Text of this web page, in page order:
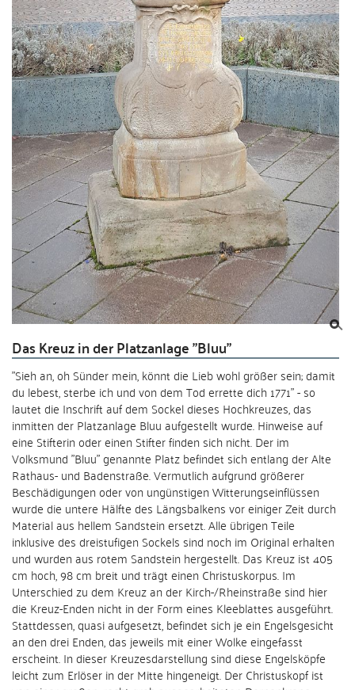
Das Kreuz in der Platzanlage "Bluu"
"Sieh an, oh Sünder mein, könnt die Lieb wohl größer sein; damit
du lebest, sterbe ich und von dem Tod errette dich 1771" - so
lautet die Inschrift auf dem Sockel dieses Hochkreuzes, das
inmitten der Platzanlage Bluu aufgestellt wurde. Hinweise auf
eine Stifterin oder einen Stifter finden sich nicht. Der im
Volksmund "Bluu" genannte Platz befindet sich entlang der Alte
Rathaus- und Badenstraße. Vermutlich aufgrund größerer
Beschädigungen oder von ungünstigen Witterungseinflüssen
wurde die untere Hälfte des Längsbalkens vor einiger Zeit durch
Material aus hellem Sandstein ersetzt. Alle übrigen Teile
inklusive des dreistufigen Sockels sind noch im Original erhalten
und wurden aus rotem Sandstein hergestellt. Das Kreuz ist 405
cm hoch, 98 cm breit und trägt einen Christuskorpus. Im
Unterschied zu dem Kreuz an der Kirch-/Rheinstraße sind hier
die Kreuz-Enden nicht in der Form eines Kleeblattes ausgeführt.
Stattdessen, quasi aufgesetzt, befindet sich je ein Engelsgesicht
an den drei Enden, das jeweils mit einer Wolke eingefasst
erscheint. In dieser Kreuzesdarstellung sind diese Engelsköpfe
leicht zum Erlöser in der Mitte hingeneigt. Der Christuskopf ist